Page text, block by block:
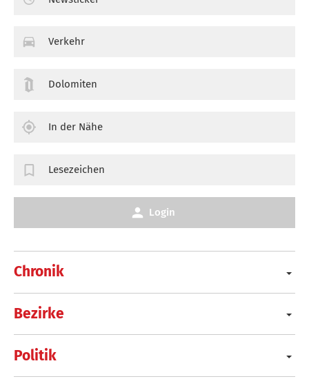
Chronik
Bezirke
Politik
Verkehr
Dolomiten
In der Nähe
Lesezeichen
Login